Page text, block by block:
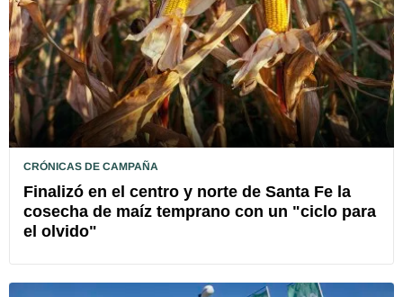
CRÓNICAS DE CAMPAÑA
Finalizó en el centro y norte de Santa Fe la
cosecha de maíz temprano con un "ciclo para
el olvido"